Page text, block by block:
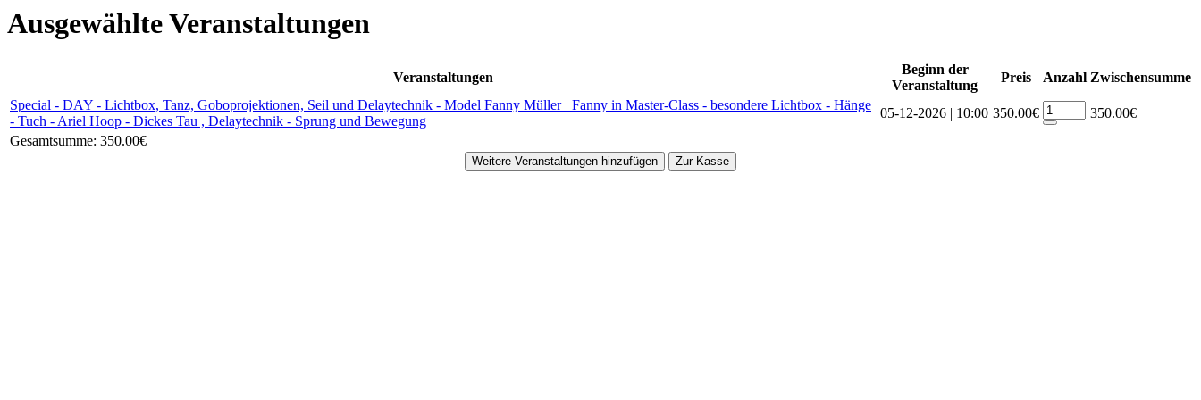
Ausgewählte Veranstaltungen
Veranstaltungen
Beginn der
Veranstaltung
Preis Anzahl Zwischensumme
Special - DAY - Lichtbox, Tanz, Goboprojektionen, Seil und Delaytechnik - Model Fanny Müller _Fanny in Master-Class - besondere Lichtbox - Hänge
- Tuch - Ariel Hoop - Dickes Tau , Delaytechnik - Sprung und Bewegung
05-12-2026 | 10:00 350.00€
350.00€
Gesamtsumme: 350.00€
Weitere Veranstaltungen hinzufügen Zur Kasse